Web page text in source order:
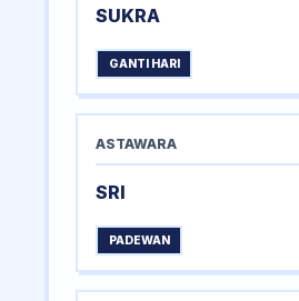
SUKRA
GANTI HARI
ASTAWARA
SRI
PADEWAN